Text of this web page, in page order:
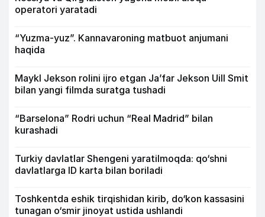
operatori yaratadi
“Yuzma-yuz”. Kannavaroning matbuot anjumani
haqida
Maykl Jekson rolini ijro etgan Ja’far Jekson Uill Smit
bilan yangi filmda suratga tushadi
“Barselona” Rodri uchun “Real Madrid” bilan
kurashadi
Turkiy davlatlar Shengeni yaratilmoqda: qo‘shni
davlatlarga ID karta bilan boriladi
Toshkentda eshik tirqishidan kirib, do‘kon kassasini
tunagan o‘smir jinoyat ustida ushlandi